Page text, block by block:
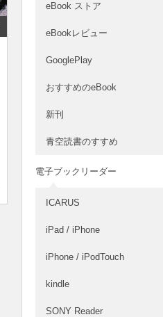
eBook ストア
eBookレビュー
GooglePlay
おすすめのeBook
新刊
青空読書のすすめ
電子ブックリーダー
ICARUS
iPad / iPhone
iPhone / iPodTouch
kindle
SONY Reader